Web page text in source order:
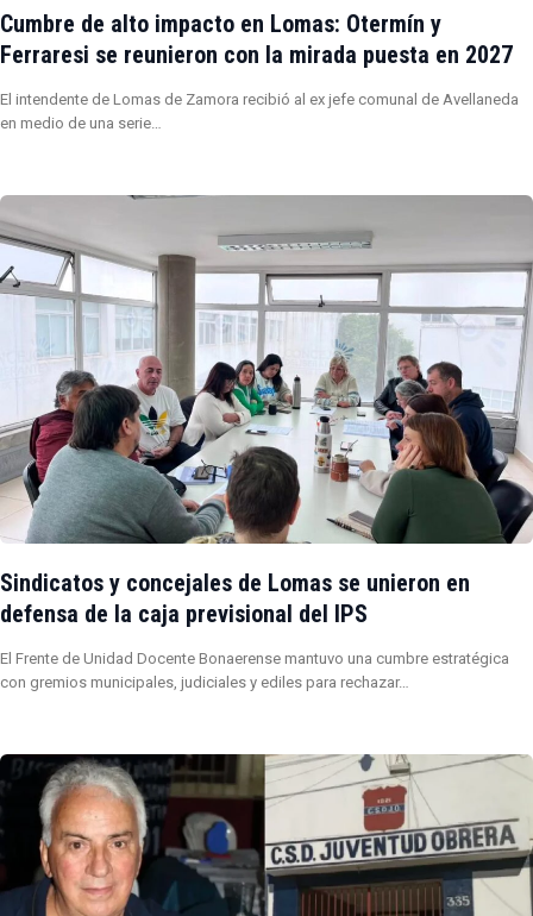
Cumbre de alto impacto en Lomas: Otermín y
Ferraresi se reunieron con la mirada puesta en 2027
El intendente de Lomas de Zamora recibió al ex jefe comunal de Avellaneda
en medio de una serie…
Sindicatos y concejales de Lomas se unieron en
defensa de la caja previsional del IPS
El Frente de Unidad Docente Bonaerense mantuvo una cumbre estratégica
con gremios municipales, judiciales y ediles para rechazar…